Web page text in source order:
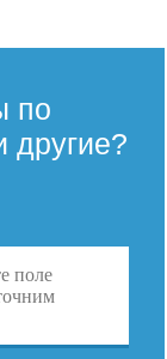
по
другие?